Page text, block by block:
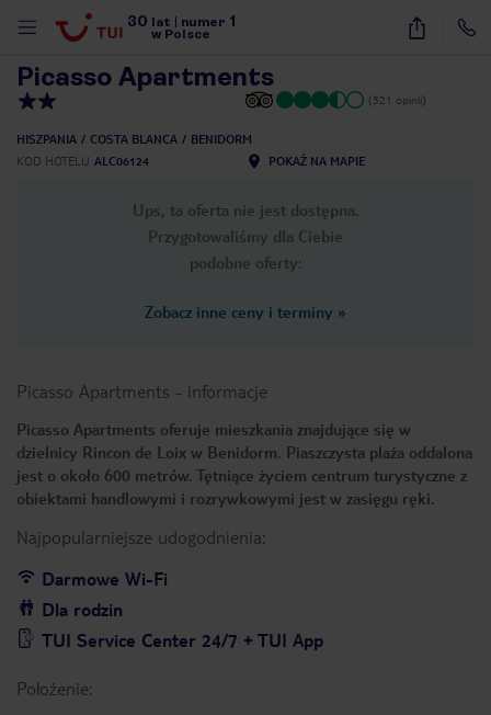
30 lat numer 1
w Polsce
16
Picasso Apartments
(521 opinii)
HISZPANIA COSTA BLANCA
BENIDORM
KOD HOTELU ALC06124 POKAŻ NA MAPIE
Ups, ta oferta nie jest dostępna.
Przygotowaliśmy dla Ciebie
podobne oferty:
Zobacz inne ceny i terminy »
Picasso Apartments - informacje
Picasso Apartments oferuje mieszkania znajdujące się w
dzielnicy Rincon de Loix w Benidorm. Piaszczysta plaża oddalona
jest o około 600 metrów. Tętniące życiem centrum turystyczne z
obiektami handlowymi i rozrywkowymi jest w zasięgu ręki.
Najpopularniejsze udogodnienia:
Darmowe Wi-Fi
Dla rodzin
TUI Service Center 24/7 + TUI App
Położenie: